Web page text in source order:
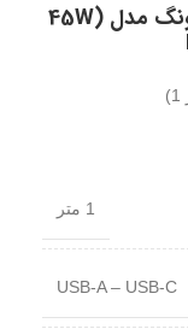
شارژر فندکی خودرو 45 وات سامسونگ مدل (45W
1
)
1 متر
USB-A – USB-C